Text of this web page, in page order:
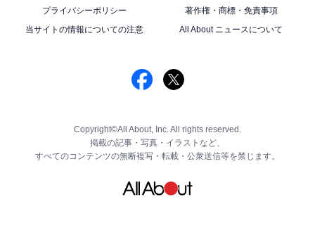
プライバシーポリシー
著作権・商標・免責事項
当サイトの情報についての注意
All About ニュースについて
Copyright©All About, Inc. All rights reserved.
掲載の記事・写真・イラストなど、
すべてのコンテンツの無断複写・転載・公衆送信等を禁じます。